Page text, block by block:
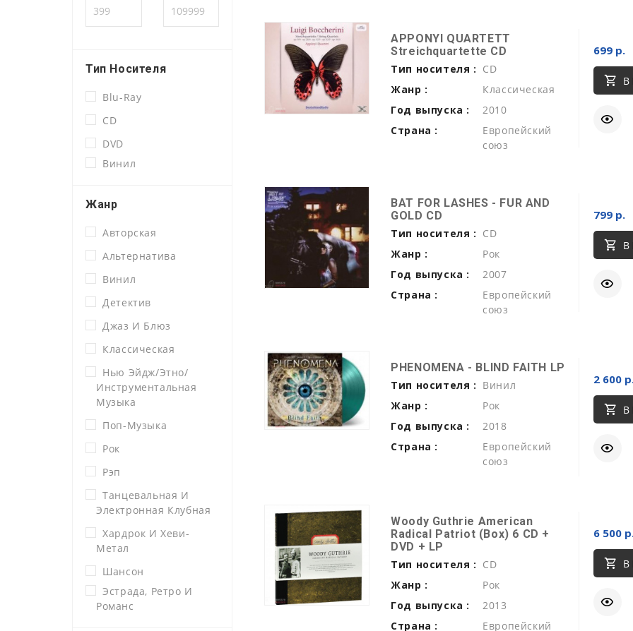
Тип Носителя
Blu-Ray
CD
DVD
Винил
Жанр
Авторская
Альтернатива
Винил
Детектив
Джаз И Блюз
Классическая
Нью Эйдж/этно/
Инструментальная
Музыка
Поп-Музыка
Рок
Рэп
Танцевальная И
Электронная Клубная
Хардрок И Хеви-
Метал
Шансон
Эстрада, Ретро И
Романс
APPONYI QUARTETT
Streichquartette CD
Тип носителя : CD
Жанр :
Классическая
Год выпуска :
2010
Страна :
Европейский
союз
699 р.
В
BAT FOR LASHES - FUR AND
GOLD CD
Тип носителя : CD
Жанр :
Рок
Год выпуска :
2007
Страна :
Европейский
союз
799 р.
В
PHENOMENA - BLIND FAITH LP
Тип носителя : Винил
Жанр :
Рок
Год выпуска :
2018
Страна :
Европейский
союз
2 600
В
Woody Guthrie American
Radical Patriot (Box) 6 CD +
DVD + LP
Тип носителя : CD
Жанр :
Рок
Год выпуска :
2013
Страна :
Европейский
6 500
В